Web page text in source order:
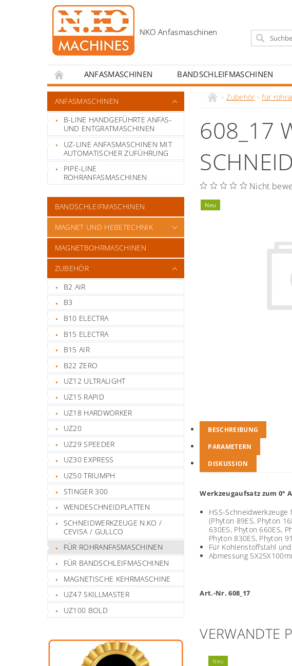
ANFASMASCHINEN BANDSCHLEIFMASCHINEN
KONTAKT
ANREIZE FÜR SCHWEISSERSCHULEN UND
ANFASMASCHINEN
B-LINE HANDGEFÜHRTE ANFAS-
UND ENTGRATMASCHINEN
UZ-LINE ANFASMASCHINEN MIT
AUTOMATISCHER ZUFÜHRUNG
PIPE-LINE
ROHRANFASMASCHINEN
BANDSCHLEIFMASCHINEN
MAGNET UND HEBETECHNIK
MAGNETBOHRMASCHINEN
ZUBEHÖR
B2 AIR
B3
B10 ELECTRA
B15 ELECTRA
B15 AIR
B22 ZERO
UZ12 ULTRALIGHT
UZ15 RAPID
UZ18 HARDWORKER
UZ20
UZ29 SPEEDER
UZ30 EXPRESS
UZ50 TRIUMPH
STINGER 300
WENDESCHNEIDPLATTEN
SCHNEIDWERKZEUGE N.KO /
CEVISA / GULLCO
FÜR ROHRANFASMASCHINEN
FÜR BANDSCHLEIFMASCHINEN
MAGNETISCHE KEHRMASCHINE
UZ47 SKILLMASTER
UZ100 BOLD
Zubehör für
608_17
Nicht
Neu
BESCHREIBUNG
PARAMETERN
DISKUSSION
Werkzeugaufsatz zum 0°
HSS-Schneidwerkzeuge
(Phyton 89ES, Phyton
630ES, Phyton 660ES,
Phyton 830ES, Phyton
Für Kohlenstoffstahl
Abmessung
Art.-Nr. 608_17
VERWANDTE
Neu